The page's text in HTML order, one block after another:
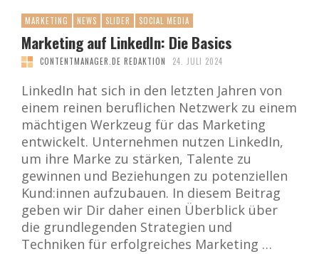
MARKETING NEWS SLIDER SOCIAL MEDIA
Marketing auf LinkedIn: Die Basics
CONTENTMANAGER.DE REDAKTION 24. JULI 2024
LinkedIn hat sich in den letzten Jahren von
einem reinen beruflichen Netzwerk zu einem
mächtigen Werkzeug für das Marketing
entwickelt. Unternehmen nutzen LinkedIn,
um ihre Marke zu stärken, Talente zu
gewinnen und Beziehungen zu potenziellen
Kund:innen aufzubauen. In diesem Beitrag
geben wir Dir daher einen Überblick über
die grundlegenden Strategien und
Techniken für erfolgreiches Marketing …